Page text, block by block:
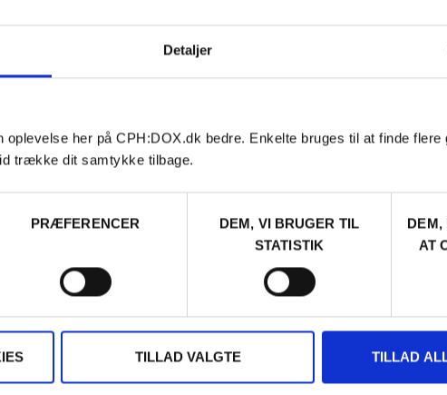
Detaljer
her på CPH:DOX.dk bedre. Enkelte bruges til at finde flere
trække dit samtykke tilbage.
PRÆFERENCER
DEM, VI BRUGER TIL
STATISTIK
DEM,
AT
TILLAD VALGTE TILLAD